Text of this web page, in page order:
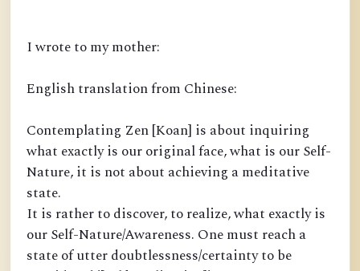
I wrote to my mother:
English translation from Chinese:
Contemplating Zen [Koan] is about inquiring
what exactly is our original face, what is our Self-
Nature, it is not about achieving a meditative
state.
It is rather to discover, to realize, what exactly is
our Self-Nature/Awareness. One must reach a
state of utter doubtlessness/certainty to be